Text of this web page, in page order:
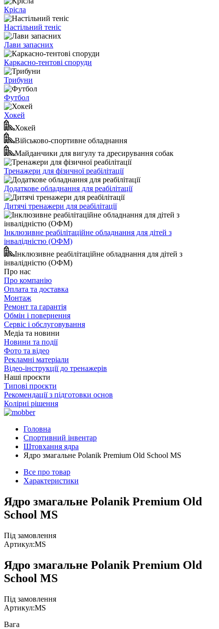
Крісла
Настільний теніс
Лави запасних
Каркасно-тентові споруди
Трибуни
Футбол
Хокей
Хокей
Військово-спортивне обладнання
Майданчики для вигулу та дресирування собак
Тренажери для фізичної реабілітації
Додаткове обладнання для реабілітації
Дитячі тренажери для реабілітації
Інклюзивне реабілітаційне обладнання для дітей з
інвалідністю (ОФМ)
Інклюзивне реабілітаційне обладнання для дітей з
інвалідністю (ОФМ)
Про нас
Про компанію
Оплата та доставка
Монтаж
Ремонт та гарантія
Обмін і повернення
Сервіс і обслуговування
Медіа та новини
Новини та події
Фото та відео
Рекламні матеріали
Відео-інструкції до тренажерів
Наші проєкти
Типові проєкти
Рекомендації з підготовки основ
Колірні рішення
Головна
Спортивний інвентар
Штовхання ядра
Ядро змагальне Polanik Premium Old School MS
Все про товар
Характеристики
Ядро змагальне Polanik Premium Old
School MS
Під замовлення
Артикул:MS
Ядро змагальне Polanik Premium Old
School MS
Під замовлення
Артикул:MS
Вага